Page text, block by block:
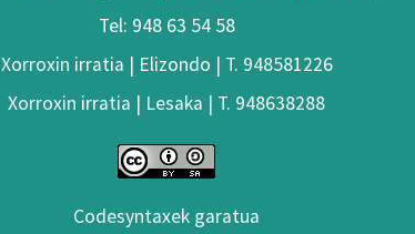
Tel: 948 63 54 58
Xorroxin irratia | Elizondo | T. 948581226
Xorroxin irratia | Lesaka | T. 948638288
Codesyntaxek garatua